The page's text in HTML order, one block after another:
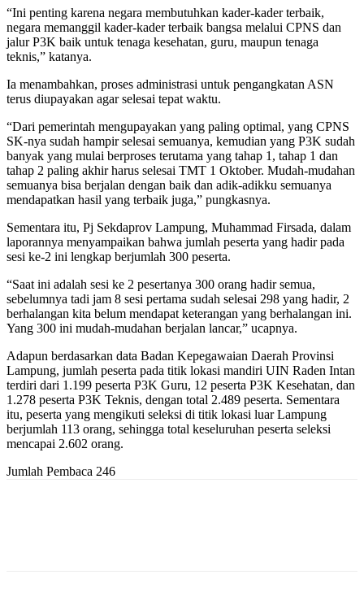
“Ini penting karena negara membutuhkan kader-kader terbaik,
negara memanggil kader-kader terbaik bangsa melalui CPNS dan
jalur P3K baik untuk tenaga kesehatan, guru, maupun tenaga
teknis,” katanya.
Ia menambahkan, proses administrasi untuk pengangkatan ASN
terus diupayakan agar selesai tepat waktu.
“Dari pemerintah mengupayakan yang paling optimal, yang CPNS
SK-nya sudah hampir selesai semuanya, kemudian yang P3K sudah
banyak yang mulai berproses terutama yang tahap 1, tahap 1 dan
tahap 2 paling akhir harus selesai TMT 1 Oktober. Mudah-mudahan
semuanya bisa berjalan dengan baik dan adik-adikku semuanya
mendapatkan hasil yang terbaik juga,” pungkasnya.
Sementara itu, Pj Sekdaprov Lampung, Muhammad Firsada, dalam
laporannya menyampaikan bahwa jumlah peserta yang hadir pada
sesi ke-2 ini lengkap berjumlah 300 peserta.
“Saat ini adalah sesi ke 2 pesertanya 300 orang hadir semua,
sebelumnya tadi jam 8 sesi pertama sudah selesai 298 yang hadir, 2
berhalangan kita belum mendapat keterangan yang berhalangan ini.
Yang 300 ini mudah-mudahan berjalan lancar,” ucapnya.
Adapun berdasarkan data Badan Kepegawaian Daerah Provinsi
Lampung, jumlah peserta pada titik lokasi mandiri UIN Raden Intan
terdiri dari 1.199 peserta P3K Guru, 12 peserta P3K Kesehatan, dan
1.278 peserta P3K Teknis, dengan total 2.489 peserta. Sementara
itu, peserta yang mengikuti seleksi di titik lokasi luar Lampung
berjumlah 113 orang, sehingga total keseluruhan peserta seleksi
mencapai 2.602 orang.
Jumlah Pembaca 246